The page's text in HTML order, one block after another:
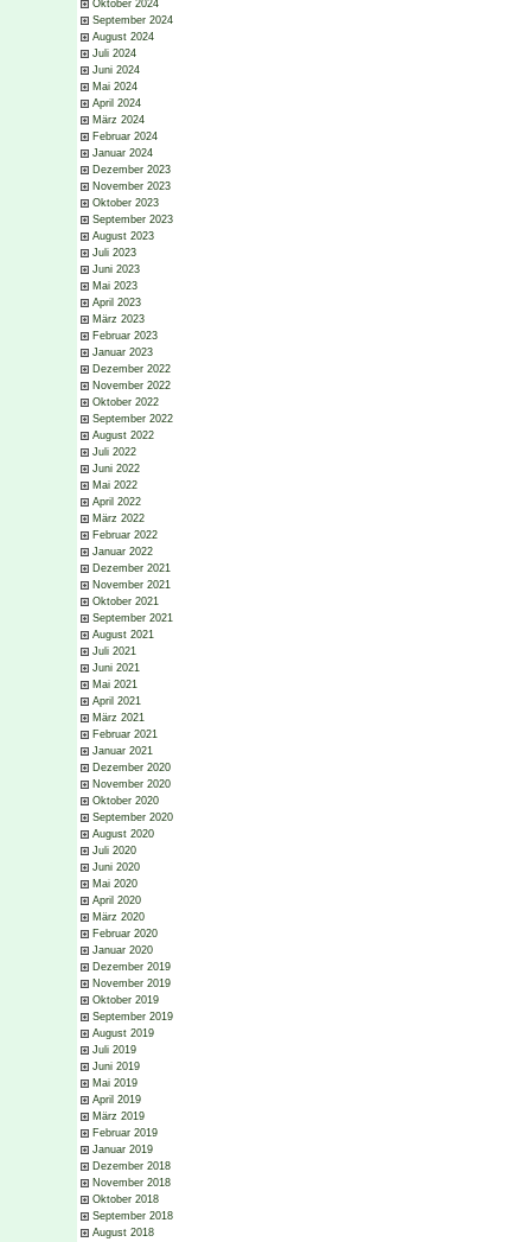
Oktober 2024
September 2024
August 2024
Juli 2024
Juni 2024
Mai 2024
April 2024
März 2024
Februar 2024
Januar 2024
Dezember 2023
November 2023
Oktober 2023
September 2023
August 2023
Juli 2023
Juni 2023
Mai 2023
April 2023
März 2023
Februar 2023
Januar 2023
Dezember 2022
November 2022
Oktober 2022
September 2022
August 2022
Juli 2022
Juni 2022
Mai 2022
April 2022
März 2022
Februar 2022
Januar 2022
Dezember 2021
November 2021
Oktober 2021
September 2021
August 2021
Juli 2021
Juni 2021
Mai 2021
April 2021
März 2021
Februar 2021
Januar 2021
Dezember 2020
November 2020
Oktober 2020
September 2020
August 2020
Juli 2020
Juni 2020
Mai 2020
April 2020
März 2020
Februar 2020
Januar 2020
Dezember 2019
November 2019
Oktober 2019
September 2019
August 2019
Juli 2019
Juni 2019
Mai 2019
April 2019
März 2019
Februar 2019
Januar 2019
Dezember 2018
November 2018
Oktober 2018
September 2018
August 2018